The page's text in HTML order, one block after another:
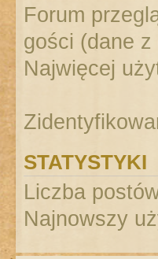
Forum
gości (dane
Najwięcej
STATYSTYKI
Liczba
Najnowszy